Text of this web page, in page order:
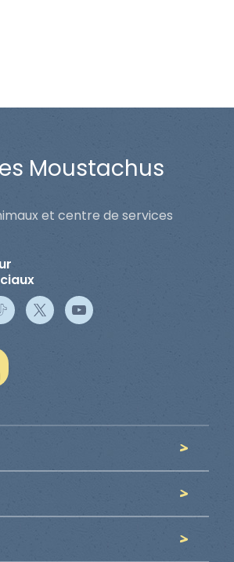
Moustachus
et centre de services